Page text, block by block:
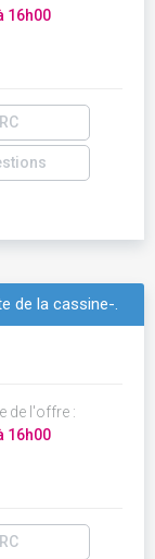
16h00
RC
de la cassine-.
de l'offre :
16h00
RC